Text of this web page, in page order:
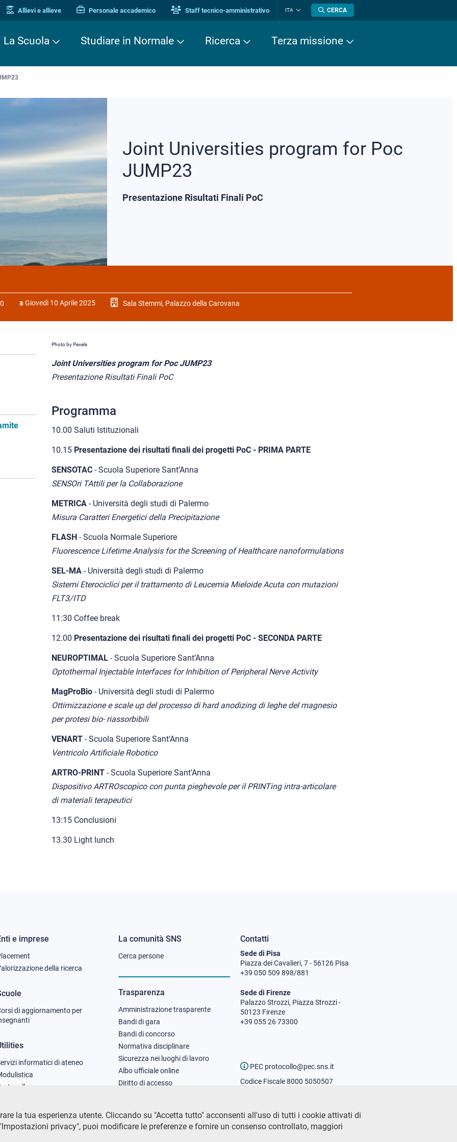
la tua esperienza utente. Cliccando su "Accetta tutto" acconsenti all'uso di tutti i cookie attivati di
privacy", puoi modificare le preferenze e fornire un consenso controllato, maggiori
Allievi e allieve Personale accademico Staff tecnico-amministrativo ITA
lingua
CERCA
La Scuola Studiare in Normale Ricerca Terza missione
Joint Universities program for Poc
JUMP23
Presentazione Risultati Finali PoC
a Giovedì 10 Aprile 2025 Sala Stemmi, Palazzo della Carovana
Photo by Pexels
Joint Universities program for Poc JUMP23
Presentazione Risultati Finali PoC
Programma
10.00 Saluti Istituzionali
10.15 Presentazione dei risultati finali dei progetti PoC - PRIMA PARTE
SENSOTAC - Scuola Superiore Sant’Anna
SENSOri TAttili per la Collaborazione
METRICA - Università degli studi di Palermo
Misura Caratteri Energetici della Precipitazione
FLASH - Scuola Normale Superiore
Fluorescence Lifetime Analysis for the Screening of Healthcare nanoformulations
SEL-MA - Università degli studi di Palermo
Sistemi Eterociclici per il trattamento di Leucemia Mieloide Acuta con mutazioni
FLT3/ITD
11:30 Coffee break
12.00 Presentazione dei risultati finali dei progetti PoC - SECONDA PARTE
NEUROPTIMAL - Scuola Superiore Sant’Anna
Optothermal Injectable Interfaces for Inhibition of Peripheral Nerve Activity
MagProBio - Università degli studi di Palermo
Ottimizzazione e scale up del processo di hard anodizing di leghe del magnesio
per protesi bio- riassorbibili
VENART - Scuola Superiore Sant’Anna
Ventricolo Artificiale Robotico
ARTRO-PRINT - Scuola Superiore Sant’Anna
Dispositivo ARTROscopico con punta pieghevole per il PRINTing intra-articolare
di materiali terapeutici
13:15 Conclusioni
13.30 Light lunch
e imprese
della ricerca
di aggiornamento per
informatici di ateneo
Footer
column
3
La comunità SNS
Cerca persone
Trasparenza
Amministrazione trasparente
Bandi di gara
Bandi di concorso
Normativa disciplinare
Sicurezza nei luoghi di lavoro
Albo ufficiale online
Diritto di accesso
Contatti
Sede di Pisa
Piazza dei Cavalieri, 7 - 56126 Pisa
+39 050 509 898/881
Sede di Firenze
Palazzo Strozzi, Piazza Strozzi -
50123 Firenze
+39 055 26 73300
PEC protocollo@pec.sns.it
Codice Fiscale 8000 5050507
Ufficio comunicazione
Addetto stampa
URP - Ufficio relazioni con il